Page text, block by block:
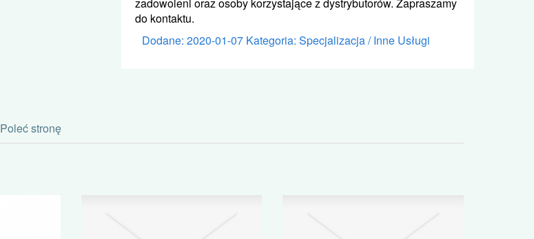
do kontaktu.
Dodane: 2020-01-07 Kategoria: Specjalizacja / Inne Usługi
Poleć stronę